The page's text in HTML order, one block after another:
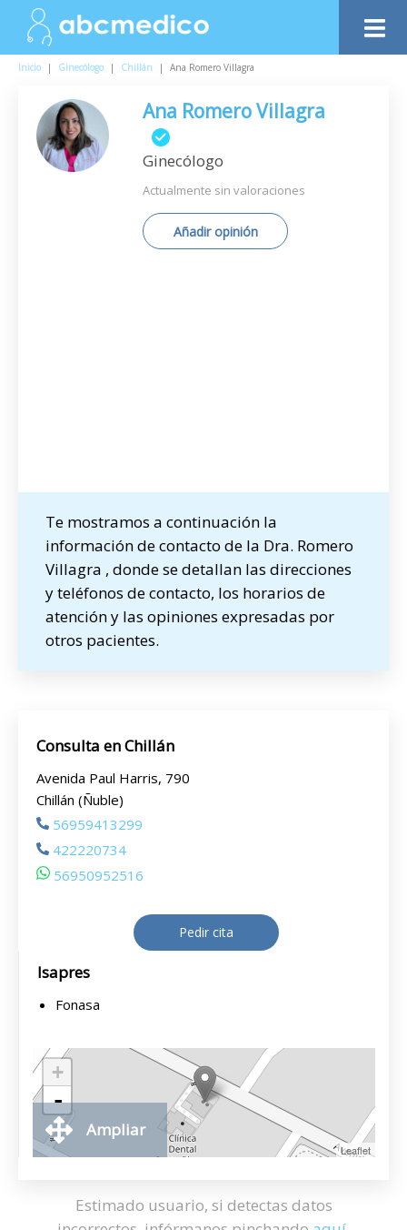
Inicio | Ginecólogo | Chillán | Ana Romero Villagra
Ana Romero Villagra
Ginecólogo
Actualmente sin valoraciones
Añadir opinión
Te mostramos a continuación la
información de contacto de la Dra. Romero
Villagra , donde se detallan las direcciones
y teléfonos de contacto, los horarios de
atención y las opiniones expresadas por
otros pacientes.
Consulta en Chillán
Avenida Paul Harris, 790
Chillán (Ñuble)
56959413299
422220734
56950952516
Pedir cita
Isapres
Fonasa
+
-
Leaflet
Ampliar
Estimado usuario, si detectas datos